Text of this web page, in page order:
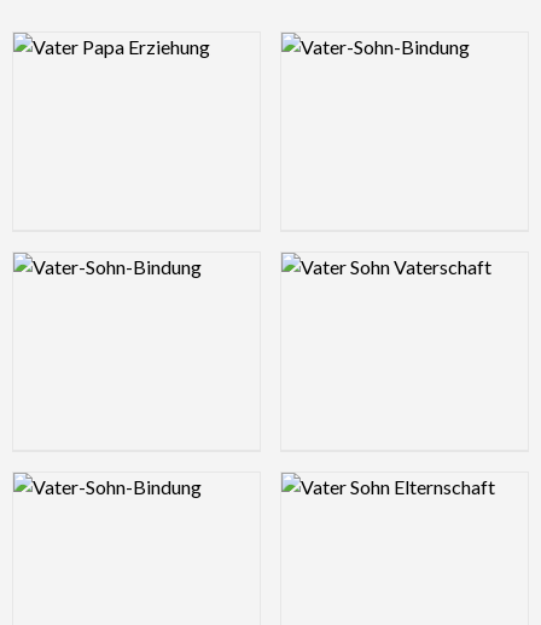
Logo Preview Image Logo Preview Image
Logo Preview Image Logo Preview Image
Logo Preview Image Logo Preview Image